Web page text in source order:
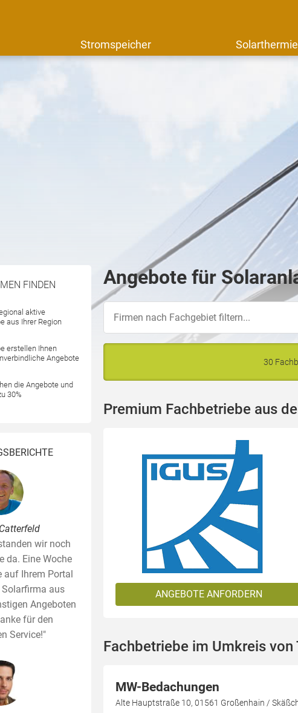
Stromspeicher Solarthermie
FINDEN
aktive
aus Ihrer Region
erstellen Ihnen
Angebote
die Angebote und
30%
wir noch
da. Eine Woche
auf Ihrem Portal
aus
Angeboten
für den
Service!"
Angebote für
30
Premium Fachbetriebe aus
ANGEBOTE ANFORDERN
Fachbetriebe im Umkreis von
MW-Bedachungen
Alte Hauptstraße 10, 01561 Großenhain /